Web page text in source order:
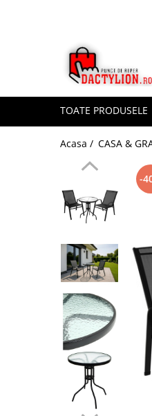
TOATE PRODUSELE
Acasa / CASA &
-